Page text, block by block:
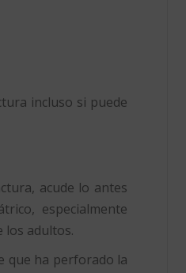
incluso si puede
acude lo antes
especialmente
los adultos.
que ha perforado la